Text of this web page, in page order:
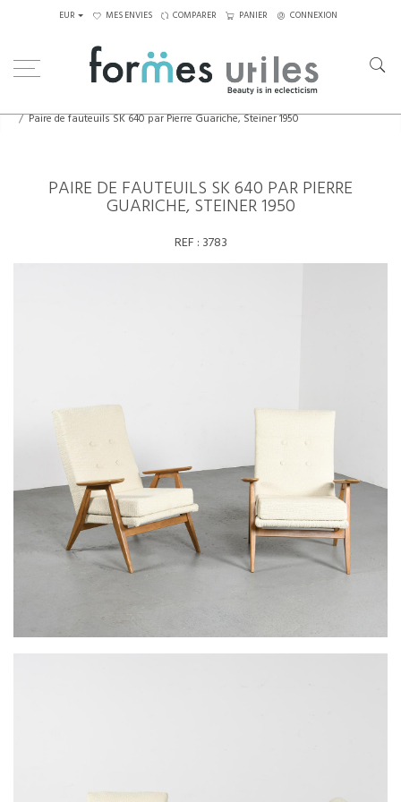
EUR MES ENVIES COMPARER PANIER CONNEXION
Paire de fauteuils SK 640 par Pierre Guariche, Steiner 1950
PAIRE DE FAUTEUILS SK 640 PAR PIERRE
GUARICHE, STEINER 1950
REF : 3783